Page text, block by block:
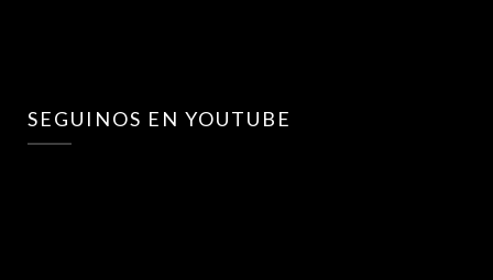
SEGUINOS EN YOUTUBE